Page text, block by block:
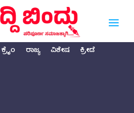
ಕ್ರೈಂ ರಾಜ್ಯ ವಿಶೇಷ ಕ್ರೀಡೆ